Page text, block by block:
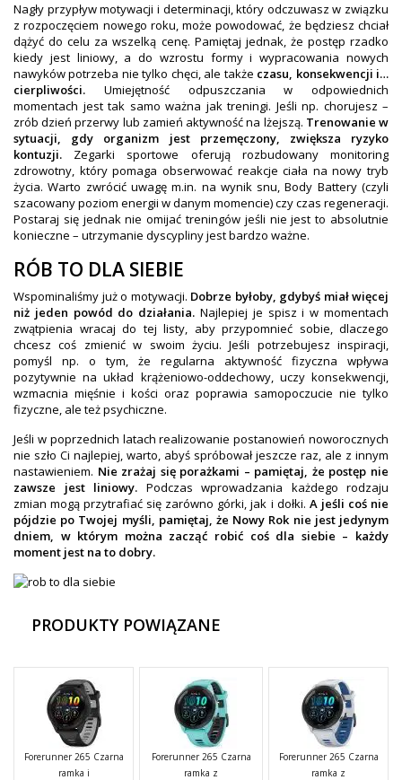
Nagły przypływ motywacji i determinacji, który odczuwasz w związku
z rozpoczęciem nowego roku, może powodować, że będziesz chciał
dążyć do celu za wszelką cenę. Pamiętaj jednak, że postęp rzadko
kiedy jest liniowy, a do wzrostu formy i wypracowania nowych
nawyków potrzeba nie tylko chęci, ale także czasu, konsekwencji i…
cierpliwości. Umiejętność odpuszczania w odpowiednich
momentach jest tak samo ważna jak treningi. Jeśli np. chorujesz –
zrób dzień przerwy lub zamień aktywność na lżejszą. Trenowanie w
sytuacji, gdy organizm jest przemęczony, zwiększa ryzyko
kontuzji. Zegarki sportowe oferują rozbudowany monitoring
zdrowotny, który pomaga obserwować reakcje ciała na nowy tryb
życia. Warto zwrócić uwagę m.in. na wynik snu, Body Battery (czyli
szacowany poziom energii w danym momencie) czy czas regeneracji.
Postaraj się jednak nie omijać treningów jeśli nie jest to absolutnie
konieczne – utrzymanie dyscypliny jest bardzo ważne.
RÓB TO DLA SIEBIE
Wspominaliśmy już o motywacji. Dobrze byłoby, gdybyś miał więcej
niż jeden powód do działania. Najlepiej je spisz i w momentach
zwątpienia wracaj do tej listy, aby przypomnieć sobie, dlaczego
chcesz coś zmienić w swoim życiu. Jeśli potrzebujesz inspiracji,
pomyśl np. o tym, że regularna aktywność fizyczna wpływa
pozytywnie na układ krążeniowo-oddechowy, uczy konsekwencji,
wzmacnia mięśnie i kości oraz poprawia samopoczucie nie tylko
fizyczne, ale też psychiczne.
Jeśli w poprzednich latach realizowanie postanowień noworocznych
nie szło Ci najlepiej, warto, abyś spróbował jeszcze raz, ale z innym
nastawieniem. Nie zrażaj się porażkami – pamiętaj, że postęp nie
zawsze jest liniowy. Podczas wprowadzania każdego rodzaju
zmian mogą przytrafiać się zarówno górki, jak i dołki. A jeśli coś nie
pójdzie po Twojej myśli, pamiętaj, że Nowy Rok nie jest jedynym
dniem, w którym można zacząć robić coś dla siebie – każdy
moment jest na to dobry.
PRODUKTY POWIĄZANE
Forerunner 265 Czarna
ramka i
Forerunner 265 Czarna
ramka z
Forerunner 265 Czarna
ramka z